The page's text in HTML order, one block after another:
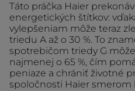
Táto práčka Haier
energetických štítkov:
vylepšeniam môže teraz
triedu A až o 30 %. To
spotrebičom triedy G
najmenej o 65 %, čím
peniaze a chrániť životné
spoločnosti Haier